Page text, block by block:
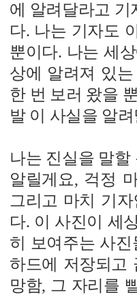
에 알려달라고 기
다. 나는 기자도
뿐이다. 나는 세
상에 알려져 있
한 번 보러 왔을
발 이 사실을 알
나는 진실을 말할
알릴게요, 걱정
그리고 마치 기
다. 이 사진이 세
히 보여주는 사
하드에 저장되고
망함, 그 자리를